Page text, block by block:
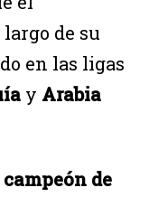
de su
en las ligas
y Arabia
de